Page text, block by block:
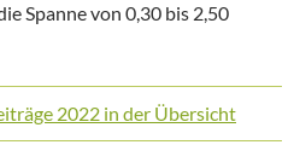
Spanne von 0,30 bis 2,50
2022 in der Übersicht